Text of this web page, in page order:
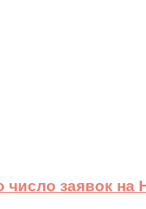
заявок